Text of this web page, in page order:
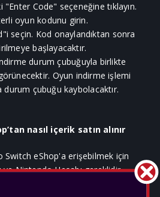
"Enter Code" seçeneğine tıklayın.
oyun kodunu girin.
seçin. Kod onaylandıktan sonra
başlayacaktır.
durum çubuğuyla birlikte
Oyun indirme işlemi
durum çubuğu kaybolacaktır.
nasıl içerik satın alınır
Switch eShop'a erişebilmek için
ve Nintendo Hesabı gereklidir.